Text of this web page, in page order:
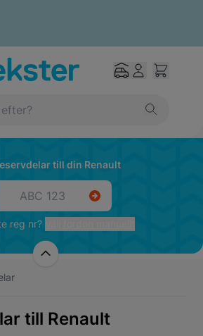
till din Renault
reg nr?
till Renault